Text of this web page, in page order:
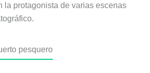
la protagonista de varias escenas
pesquero